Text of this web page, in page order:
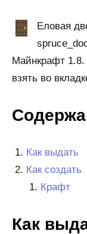
Еловая
Майнкрафт 1.8.
взять во
Как выдать
Как создать
Крафт
Как